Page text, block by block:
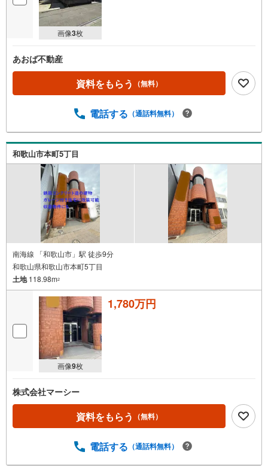
画像3枚
あおば不動産
資料をもらう （無料）
電話する （通話料無料）
和歌山市本町5丁目
南海線 「和歌山市」駅 徒歩9分
和歌山県和歌山市本町5丁目
土地118.98m2
画像9枚
1,780万円
株式会社マーシー
資料をもらう （無料）
電話する （通話料無料）